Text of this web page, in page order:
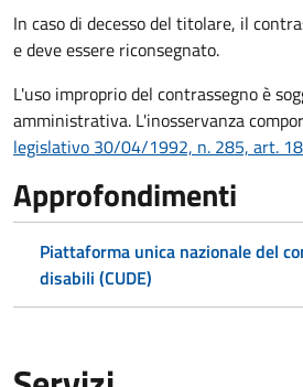
In caso di decesso del titolare, il
e deve essere riconsegnato.
L'uso improprio del contrassegno è
amministrativa. L'inosservanza
legislativo 30/04/1992, n. 285, art.
Approfondimenti
Piattaforma unica nazionale del
disabili (CUDE)